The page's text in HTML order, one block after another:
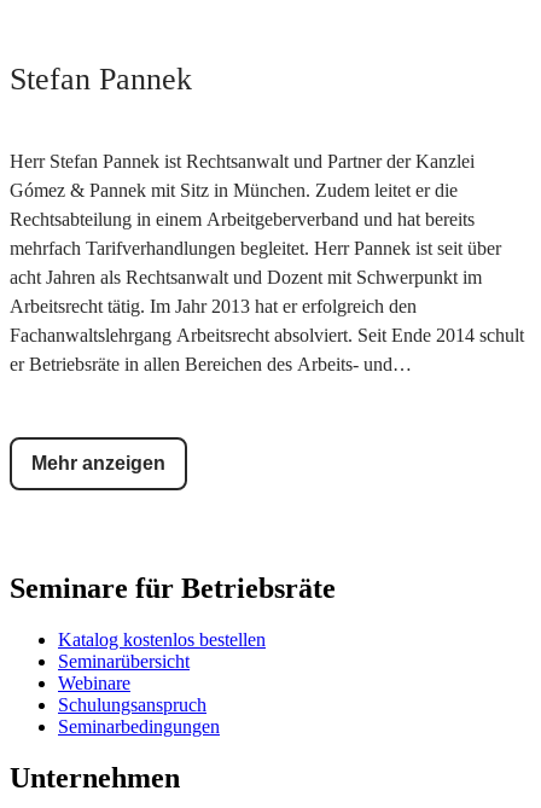
Stefan Pannek
Herr Stefan Pannek ist Rechtsanwalt und Partner der Kanzlei
Gómez & Pannek mit Sitz in München. Zudem leitet er die
Rechtsabteilung in einem Arbeitgeberverband und hat bereits
mehrfach Tarifverhandlungen begleitet. Herr Pannek ist seit über
acht Jahren als Rechtsanwalt und Dozent mit Schwerpunkt im
Arbeitsrecht tätig. Im Jahr 2013 hat er erfolgreich den
Fachanwaltslehrgang Arbeitsrecht absolviert. Seit Ende 2014 schult
er Betriebsräte in allen Bereichen des Arbeits- und
München.
Mehr anzeigen
Seminare für Betriebsräte
Katalog kostenlos bestellen
Seminarübersicht
Webinare
Schulungsanspruch
Seminarbedingungen
Unternehmen